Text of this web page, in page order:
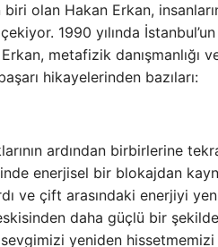
olan Hakan Erkan,
1990 yılında
metafizik danışmanlığı
hikayelerinden bazıları:
ardından birbirlerine
enerjisel bir blokajdan
ve çift arasındaki enerjiyi
daha güçlü bir
yeniden hissetmemizi